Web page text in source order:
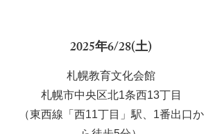
2025年6/28(土)
札幌教育文化会館
札幌市中央区北1条西13丁目
（東西線「西11丁目」駅、1番出口か